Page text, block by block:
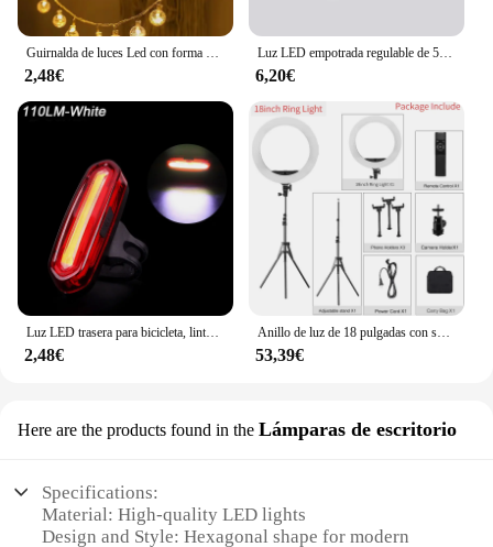
2,48€
Luz LED empotrada regulable de 5W, 7W, 9W12W15W, grano de madera nórdica, foco de luz led de techo colorido, luz de decoración interior
6,20€
Luz LED trasera para bicicleta, linterna de advertencia de seguridad para ciclismo nocturno, resistente al agua, de alto brillo
2,48€
Anillo de luz de 18 pulgadas con soporte para trípode 55W 3000-5800K CRI 90 luz de estudio fotográfico para Vlog Video Shooting maquillaje Selfie anillo de luz
53,39€
Here are the products found in the Lámparas de escritorio
Specifications:
Material: High-quality LED lights
Design and Style: Hexagonal shape for modern